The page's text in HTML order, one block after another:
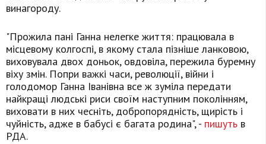
винагороду.
"Прожила пані Ганна нелегке життя: працювала в
місцевому колгоспі, в якому стала пізніше ланковою,
виховувала двох доньок, овдовіла, пережила буремну
віху змін. Попри важкі часи, революції, війни і
голодомор Ганна Іванівна все ж зуміла передати
найкращі людські риси своїм наступним поколінням,
виховати в них чесніть, добропорядність, щирість і
чуйність, адже в бабусі є багата родина", - пишуть в
РДА.